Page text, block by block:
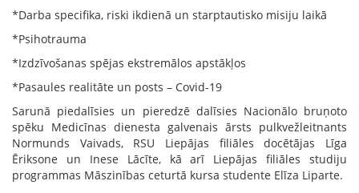
*Darba specifika, riski ikdienā un starptautisko misiju laikā
*Psihotrauma
*Izdzīvošanas spējas ekstremālos apstākļos
*Pasaules realitāte un posts – Covid-19
Sarunā piedalīsies un pieredzē dalīsies Nacionālo bruņoto
spēku Medicīnas dienesta galvenais ārsts pulkvežleitnants
Normunds Vaivads, RSU Liepājas filiāles docētājas Līga
Ēriksone un Inese Lācīte, kā arī Liepājas filiāles studiju
programmas Māszinības ceturtā kursa studente Elīza Liparte.